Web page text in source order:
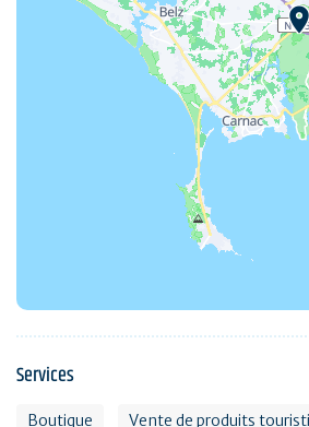
Services
Boutique Vente de produits